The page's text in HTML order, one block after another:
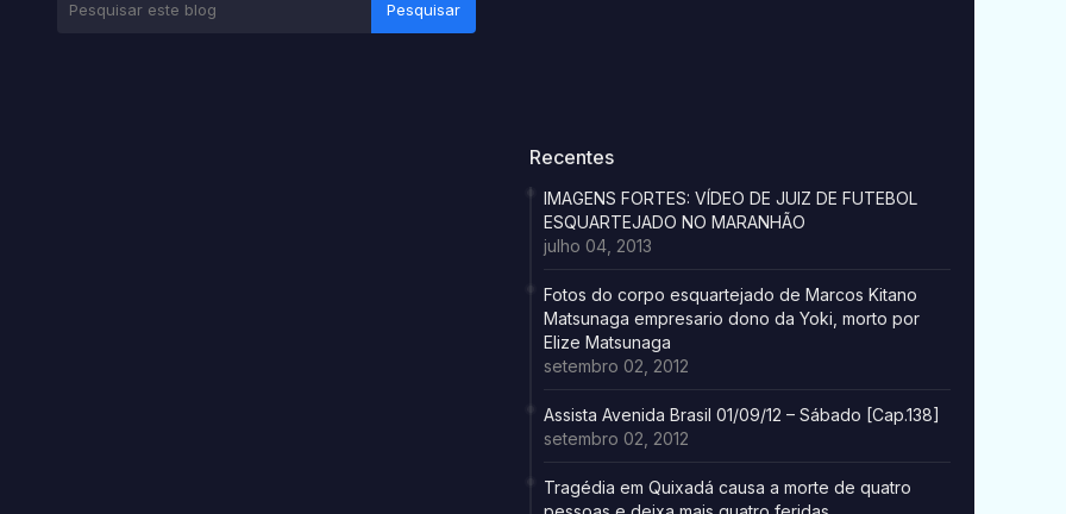
Recentes
IMAGENS FORTES: VÍDEO DE JUIZ DE FUTEBOL
ESQUARTEJADO NO MARANHÃO
julho 04, 2013
Fotos do corpo esquartejado de Marcos Kitano
Matsunaga empresario dono da Yoki, morto por
Elize Matsunaga
setembro 02, 2012
Assista Avenida Brasil 01/09/12 – Sábado [Cap.138]
setembro 02, 2012
Tragédia em Quixadá causa a morte de quatro